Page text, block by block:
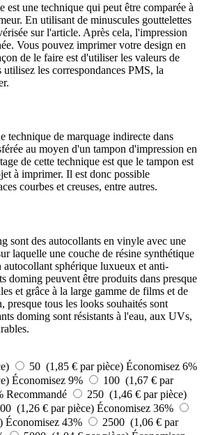
est une technique qui peut être comparée à
En utilisant de minuscules gouttelettes
sur l'article. Après cela, l'impression
Vous pouvez imprimer votre design en
de le faire est d'utiliser les valeurs de
les correspondances PMS, la
technique de marquage indirecte dans
au moyen d'un tampon d'impression en
de cette technique est que le tampon est
à imprimer. Il est donc possible
courbes et creuses, entre autres.
sont des autocollants en vinyle avec une
laquelle une couche de résine synthétique
autocollant sphérique luxueux et anti-
doming peuvent être produits dans presque
et grâce à la large gamme de films et de
presque tous les looks souhaités sont
doming sont résistants à l'eau, aux UVs,
50 (1,85 € par pièce) Économisez 6%
Économisez 9%
100 (1,67 € par
Recommandé
250 (1,46 € par pièce)
(1,26 € par pièce) Économisez 36%
Économisez 43%
2500 (1,06 € par